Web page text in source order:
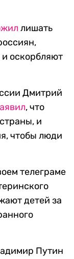
лишать
оскорбляют
Дмитрий
, что
и
чтобы люди
телеграме
детей за
Путин